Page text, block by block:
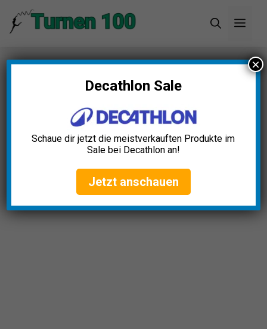
Inhalt
Startseite»Blog»Trampolin für kleine Gärten: So
wählst du das richtige Modell
Decathlon Sale
Schaue dir jetzt die meistverkauften Produkte im
Sale bei Decathlon an!
Jetzt anschauen
×